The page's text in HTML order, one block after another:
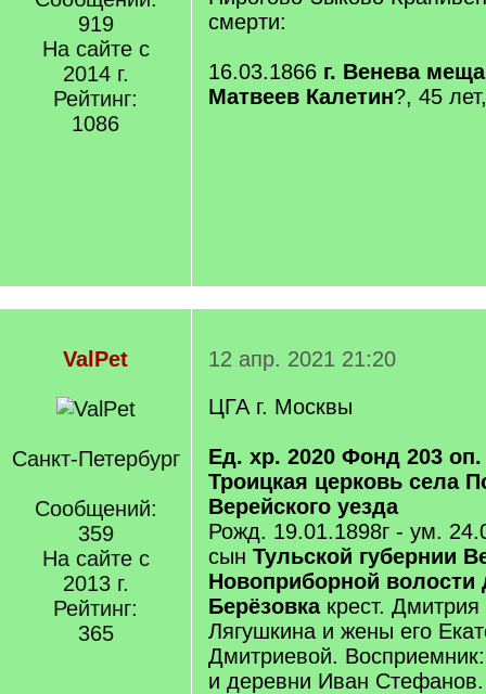
919
На сайте с
2014 г.
Рейтинг:
1086
смерти:
16.03.1866 г. Венева
Матвеев Калетин?, 45
ValPet
Санкт-Петербург
Сообщений:
359
На сайте с
2013 г.
Рейтинг:
365
12 апр. 2021 21:20
ЦГА г. Москвы
Ед. хр. 2020 Фонд 203 оп.
Троицкая церковь села
Верейского уезда
Рожд. 19.01.1898г - ум.
сын Тульской губернии
Новоприборной волости
Берёзовка крест.
Лягушкина и жены его
Дмитриевой.
и деревни Иван Стефанов.